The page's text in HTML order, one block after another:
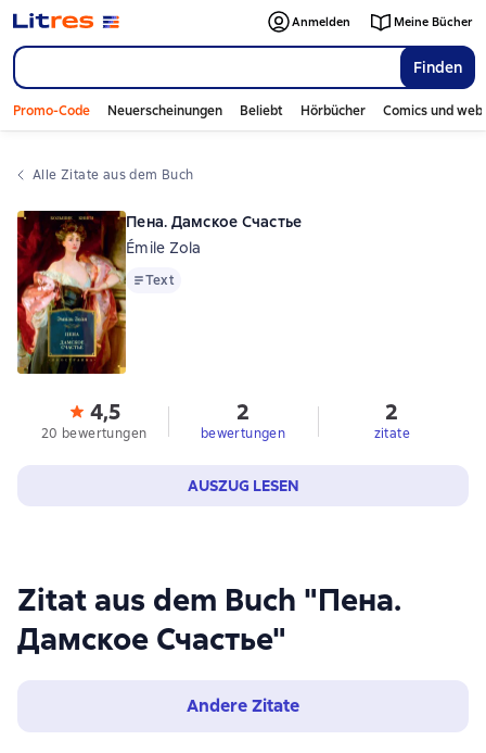
Finden
Anmelden Meine Bücher
Promo-Code Neuerscheinungen Beliebt Hörbücher Comics und
Alle Zitate aus dem Buch
Zitat aus dem Buch "Пена.
Дамское Счастье"
Andere Zitate
Пена. Дамское Счастье
Émile Zola
TextText
4,5
20 bewertungen
2
bewertungen
2
zitate
AUSZUG LESEN